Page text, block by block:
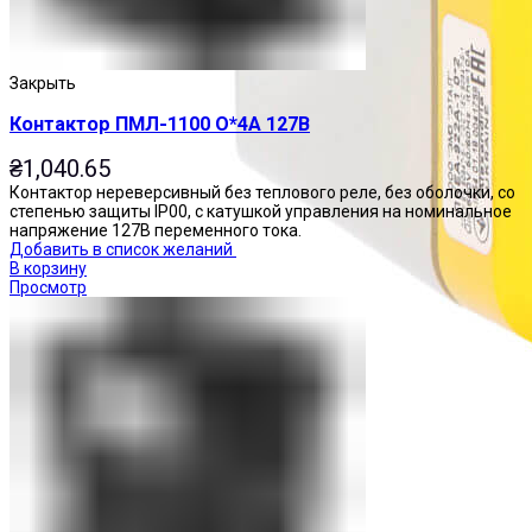
Закрыть
Контактор ПМЛ-1100 О*4А 127В
₴1,040.65
Контактор нереверсивный без теплового реле, без оболочки, со
степенью защиты IP00, с катушкой управления на номинальное
напряжение 127В переменного тока.
Добавить в список желаний
В корзину
Просмотр